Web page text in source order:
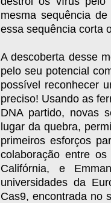
mesma sequência
essa sequência corta
A descoberta desse
pelo seu potencial
possível reconhecer
preciso! Usando as
DNA partido, novas
lugar da quebra,
primeiros esforços
colaboração entre
Califórnia, e
universidades da
Cas9, encontrada no